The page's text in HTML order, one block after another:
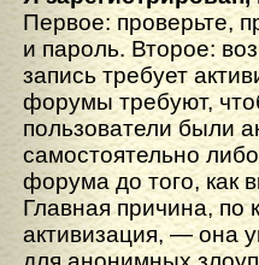
Первое: проверьте,
и пароль. Второе:
запись требует
форумы требуют,
пользователи были
самостоятельно
форума до того, как
Главная причина, по
активизация, — она